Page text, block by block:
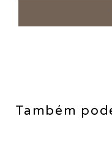
Também